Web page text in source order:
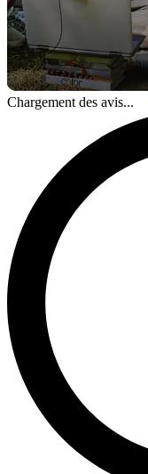
Chargement des avis...